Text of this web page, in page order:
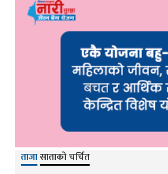
ताजासाताको चर्चित